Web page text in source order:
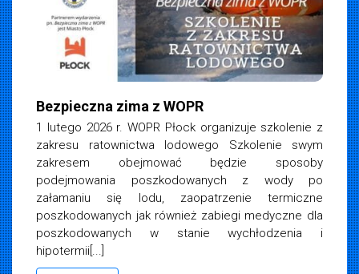
Bezpieczna zima z WOPR
1 lutego 2026 r. WOPR Płock organizuje szkolenie z
zakresu ratownictwa lodowego Szkolenie swym
zakresem obejmować będzie sposoby
podejmowania poszkodowanych z wody po
załamaniu się lodu, zaopatrzenie termiczne
poszkodowanych jak również zabiegi medyczne dla
poszkodowanych w stanie wychłodzenia i
hipotermii[...]